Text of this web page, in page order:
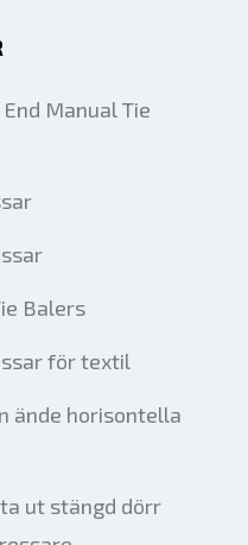
Manual Tie
Balers
för textil
ände horisontella
ut stängd dörr